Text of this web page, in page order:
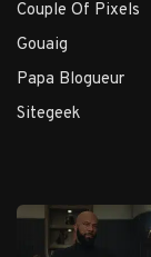
Couple Of Pixels
Gouaig
Papa Blogueur
Sitegeek